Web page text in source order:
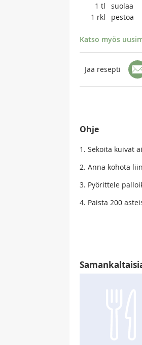
1 tl
suolaa
1 rkl pestoa
Katso myös
Jaa resepti
Ohje
1. Sekoita kuivat
2. Anna kohota
3. Pyörittele
4. Paista 200